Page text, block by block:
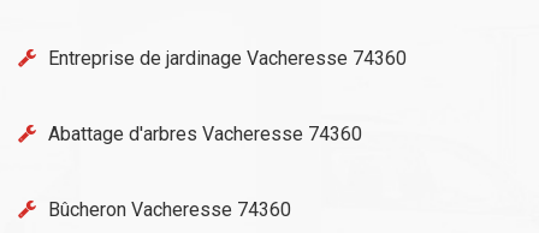
Entreprise de jardinage Vacheresse 74360
Abattage d'arbres Vacheresse 74360
Bûcheron Vacheresse 74360